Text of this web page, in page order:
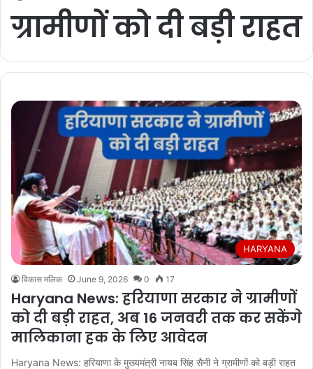
ग्रामीणों को दी बड़ी राहत
HARYANA
विकास मलिक June 9, 2026 0 17
Haryana News: हरियाणा सरकार ने ग्रामीणों
को दी बड़ी राहत, अब 16 जनवरी तक कर सकेंगे
मालिकाना हक के लिए आवेदन
Haryana News: हरियाणा के मुख्यमंत्री नायब सिंह सैनी ने ग्रामीणों को बड़ी राहत